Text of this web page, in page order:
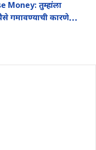
Money: तुम्हांला
गमावण्याची कारणे
जाणुन घ्या काय आहेत